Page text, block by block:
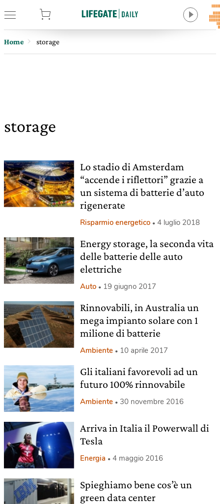
Home storage
storage
Lo stadio di Amsterdam
“accende i riflettori” grazie a
un sistema di batterie d’auto
rigenerate
Risparmio energetico 4 luglio 2018
Energy storage, la seconda vita
delle batterie delle auto
elettriche
Auto 19 giugno 2017
Rinnovabili, in Australia un
mega impianto solare con 1
milione di batterie
Ambiente 10 aprile 2017
Gli italiani favorevoli ad un
futuro 100% rinnovabile
Ambiente 30 novembre 2016
Arriva in Italia il Powerwall di
Tesla
Energia 4 maggio 2016
Spieghiamo bene cos’è un
green data center